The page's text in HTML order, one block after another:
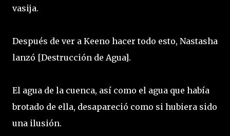
vasija.
Después de ver a Keeno hacer todo esto, Nastasha
lanzó [Destrucción de Agua].
El agua de la cuenca, así como el agua que había
brotado de ella, desapareció como si hubiera sido
una ilusión.